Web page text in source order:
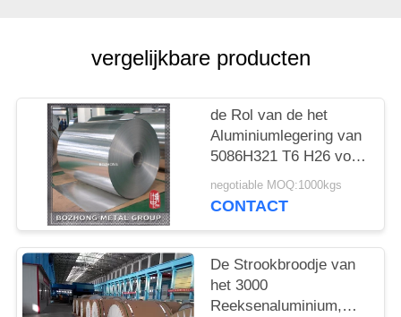
vergelijkbare producten
de Rol van de het
Aluminiumlegering van
5086H321 T6 H26 voor
Bouwdecoratie
negotiable MOQ:1000kgs
CONTACT
De Strookbroodje van
het 3000
Reeksenaluminium,